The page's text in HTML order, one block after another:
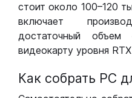
стоит около 100–120
включает
достаточный объем
видеокарту уровня
Как собрать РС